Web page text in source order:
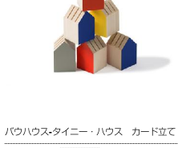
バウハウス-タイニー・ハウス カード立て